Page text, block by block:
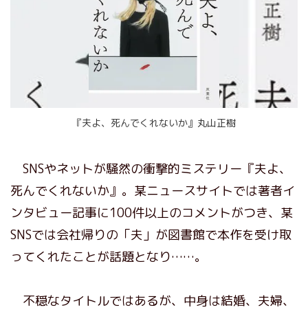
『夫よ、死んでくれないか』丸山正樹
SNSやネットが騒然の衝撃的ミステリー『夫よ、
死んでくれないか』。某ニュースサイトでは著者イ
ンタビュー記事に100件以上のコメントがつき、某
SNSでは会社帰りの「夫」が図書館で本作を受け取
ってくれたことが話題となり……。
不穏なタイトルではあるが、中身は結婚、夫婦、